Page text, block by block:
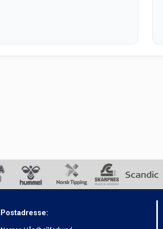
Postadresse: